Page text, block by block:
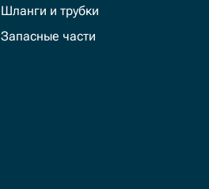
Шланги и трубки
Запасные части